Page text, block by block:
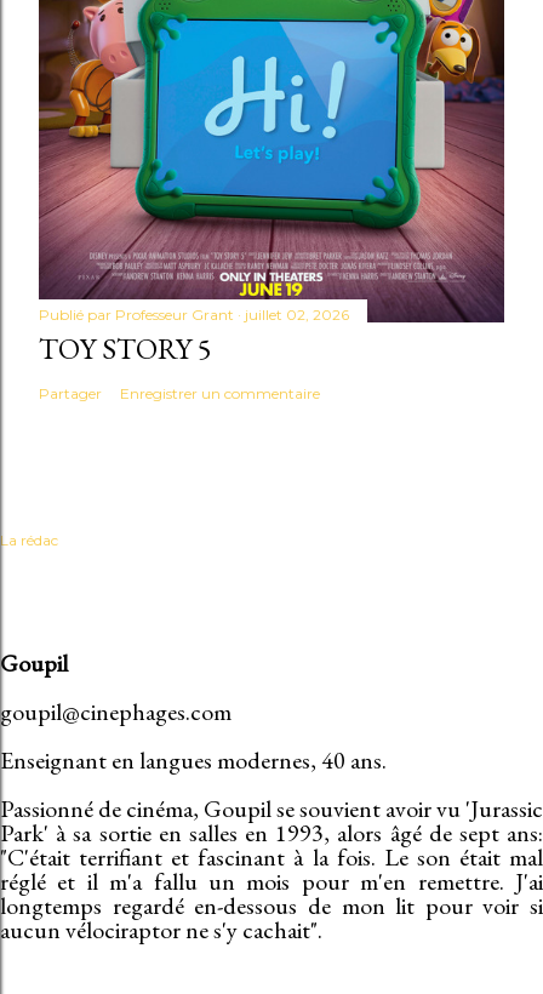
Publié par Professeur Grant juillet 02, 2026
TOY STORY 5
Partager Enregistrer un commentaire
La rédac
Goupil
goupil@cinephages.com
Enseignant en langues modernes, 40 ans.
Passionné de cinéma, Goupil se souvient avoir vu 'Jurassic
Park' à sa sortie en salles en 1993, alors âgé de sept ans:
"C'était terrifiant et fascinant à la fois. Le son était mal
réglé et il m'a fallu un mois pour m'en remettre. J'ai
longtemps regardé en-dessous de mon lit pour voir si
aucun vélociraptor ne s'y cachait".